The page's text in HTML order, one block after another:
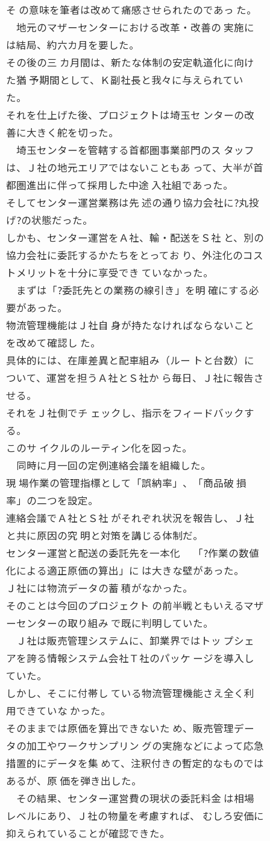
そ の意味を筆者は改めて痛感させられたのであっ た。
地元のマザーセンターにおける改革・改善の 実施に
は結局、約六カ月を要した。
その後の三 カ月間は、新たな体制の安定軌道化に向け
た猶 予期間として、Ｋ副社長と我々に与えられてい
た。
それを仕上げた後、プロジェクトは埼玉セ ンターの改
善に大きく舵を切った。
埼玉センターを管轄する首都圏事業部門のス タッフ
は、Ｊ社の地元エリアではないこともあ って、大半が首
都圏進出に伴って採用した中途 入社組であった。
そしてセンター運営業務は先 述の通り協力会社に?丸投
げ?の状態だった。
しかも、センター運営をＡ社、輸・配送をＳ社 と、別の
協力会社に委託するかたちをとってお り、外注化のコス
トメリットを十分に享受でき ていなかった。
まずは「?委託先との業務の線引き」を明 確にする必
要があった。
物流管理機能はＪ社自 身が持たなければならないこと
を改めて確認し た。
具体的には、在庫差異と配車組み（ルー トと台数）に
ついて、運営を担うＡ社とＳ社か ら毎日、Ｊ社に報告さ
せる。
それをＪ社側でチ ェックし、指示をフィードバックす
る。
このサ イクルのルーティン化を図った。
同時に月一回の定例連絡会議を組織した。
現 場作業の管理指標として「誤納率」、「商品破 損
率」の二つを設定。
連絡会議でＡ社とＳ社 がそれぞれ状況を報告し、Ｊ社
と共に原因の究 明と対策を講じる体制だ。
センター運営と配送の委託先を一本化 「?作業の数値
化による適正原価の算出」に は大きな壁があった。
Ｊ社には物流データの蓄 積がなかった。
そのことは今回のプロジェクト の前半戦ともいえるマザ
ーセンターの取り組み で既に判明していた。
Ｊ社は販売管理システムに、卸業界ではトッ プシェ
アを誇る情報システム会社Ｔ社のパッケ ージを導入し
ていた。
しかし、そこに付帯し ている物流管理機能さえ全く利
用できていな かった。
そのままでは原価を算出できないた め、販売管理デー
タの加工やワークサンプリン グの実施などによって応急
措置的にデータを集 めて、注釈付きの暫定的なものでは
あるが、原 価を弾き出した。
その結果、センター運営費の現状の委託料金 は相場
レベルにあり、Ｊ社の物量を考慮すれば、 むしろ安価に
抑えられていることが確認できた。